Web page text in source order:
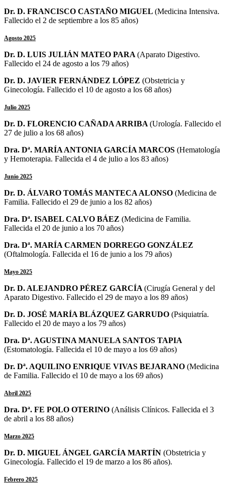
Dr. D. FRANCISCO CASTAÑO MIGUEL (Medicina Intensiva.
Fallecido el 2 de septiembre a los 85 años)
Agosto 2025
Dr. D. LUIS JULIÁN MATEO PARA (Aparato Digestivo.
Fallecido el 24 de agosto a los 79 años)
Dr. D. JAVIER FERNÁNDEZ LÓPEZ (Obstetricia y
Ginecología. Fallecido el 10 de agosto a los 68 años)
Julio 2025
Dr. D. FLORENCIO CAÑADA ARRIBA (Urología. Fallecido el
27 de julio a los 68 años)
Dra. Dª. MARÍA ANTONIA GARCÍA MARCOS (Hematología
y Hemoterapia. Fallecida el 4 de julio a los 83 años)
Junio 2025
Dr. D. ÁLVARO TOMÁS MANTECA ALONSO (Medicina de
Familia. Fallecido el 29 de junio a los 82 años)
Dra. Dª. ISABEL CALVO BÁEZ (Medicina de Familia.
Fallecida el 20 de junio a los 70 años)
Dra. Dª. MARÍA CARMEN DORREGO GONZÁLEZ
(Oftalmología. Fallecida el 16 de junio a los 79 años)
Mayo 2025
Dr. D. ALEJANDRO PÉREZ GARCÍA (Cirugía General y del
Aparato Digestivo. Fallecido el 29 de mayo a los 89 años)
Dr. D. JOSÉ MARÍA BLÁZQUEZ GARRUDO (Psiquiatría.
Fallecido el 20 de mayo a los 79 años)
Dra. Dª. AGUSTINA MANUELA SANTOS TAPIA
(Estomatología. Fallecida el 10 de mayo a los 69 años)
Dr. Dª. AQUILINO ENRIQUE VIVAS BEJARANO (Medicina
de Familia. Fallecido el 10 de mayo a los 69 años)
Abril 2025
Dra. Dª. FE POLO OTERINO (Análisis Clínicos. Fallecida el 3
de abril a los 88 años)
Marzo 2025
Dr. D. MIGUEL ÁNGEL GARCÍA MARTÍN (Obstetricia y
Ginecología. Fallecido el 19 de marzo a los 86 años).
Febrero 2025